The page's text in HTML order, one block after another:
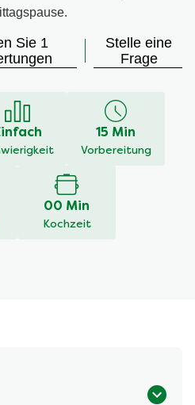
Sie 1
Stelle eine
Frage
15 Min
Vorbereitung
00 Min
Kochzeit